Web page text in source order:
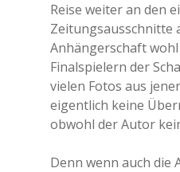
Reise weiter an den
Zeitungsausschnitte
Anhängerschaft
Finalspielern der
vielen Fotos aus
eigentlich keine
obwohl der Autor
Denn wenn auch die